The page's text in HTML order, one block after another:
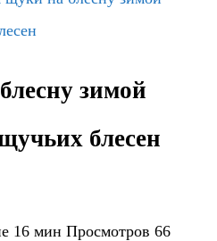
зимой
блесен
16 мин Просмотров 66